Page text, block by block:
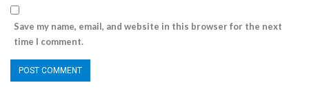
Save my name, email, and website in this browser for the next
time I comment.